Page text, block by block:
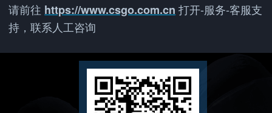
请前往 https://www.csgo.com.cn 打开-服务-客服支
持，联系人工咨询